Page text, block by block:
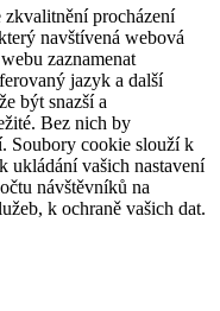
zkvalitnění procházení
navštívená webová
zaznamenat
jazyk a další
být snazší a
Bez nich by
Soubory cookie slouží k
ukládání vašich nastavení
návštěvníků na
k ochraně vašich dat.